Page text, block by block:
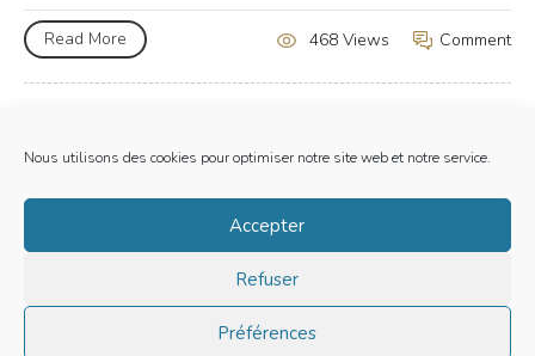
Nous utilisons des cookies pour optimiser notre site web et notre service.
Accepter
Refuser
Préférences
Read More Comment
468 Views
Mentions Legales
Politique de cookies (EU)
LE BARBECUE DE RAFA | TOUS DROITS RESERVES | © 2019
Site is using a trial version of the theme. Please enter your